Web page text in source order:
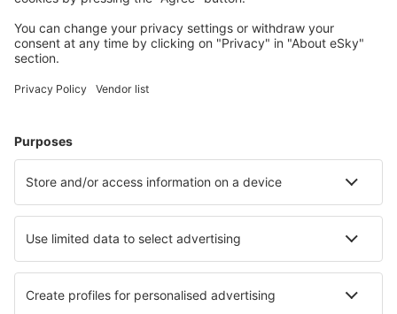
Planera din resa
Billiga flyg
Weekendresor
Flyg+Hotell
Hotell
Transfer
Sevärdheter
Sportevenemang
Läs mer